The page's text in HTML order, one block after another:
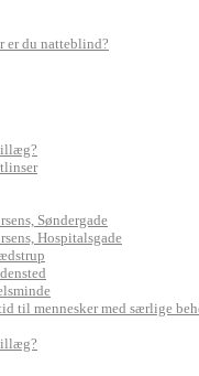
er du natteblind?
Søndergade
Hospitalsgade
til mennesker med særlige